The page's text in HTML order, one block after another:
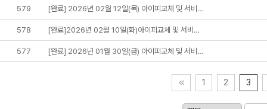
579 [완료] 2026년 02월 12일(목) 아이피교체 및 서비…
578 [완료]2026년 02월 10일(화)아이피교체 및 서비…
577 [완료] 2026년 01월 30일(금) 아이피교체 및 서비…
1 2 3